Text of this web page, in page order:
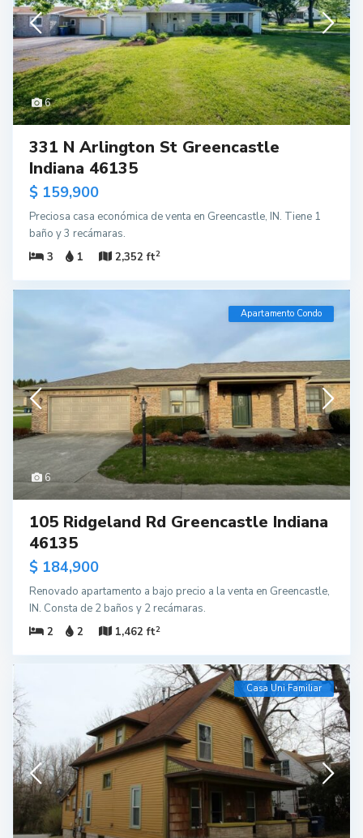
6
331 N Arlington St Greencastle
Indiana 46135
$ 159,900
Preciosa casa económica de venta en Greencastle, IN. Tiene 1
baño y 3 recámaras.
3
1 2,352 ft2
6
Apartamento Condo
105 Ridgeland Rd Greencastle Indiana
46135
$ 184,900
Renovado apartamento a bajo precio a la venta en Greencastle,
IN. Consta de 2 baños y 2 recámaras.
2
2 1,462 ft2
Casa Uni Familiar